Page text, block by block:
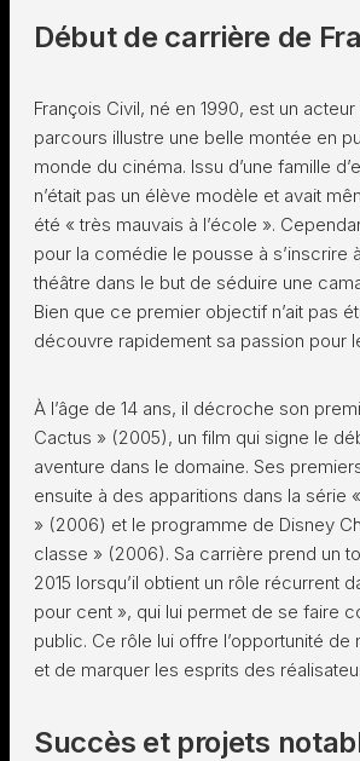
Début de carrière de
François Civil, né en 1990, est un
parcours illustre une belle montée en
monde du cinéma. Issu d’une famille
n’était pas un élève modèle et avait
été « très mauvais à l’école ».
pour la comédie le pousse à s’inscrire
théâtre dans le but de séduire une
Bien que ce premier objectif n’ait pas
découvre rapidement sa passion pour
À l’âge de 14 ans, il décroche son
Cactus » (2005), un film qui signe le
aventure dans le domaine. Ses
ensuite à des apparitions dans la série
» (2006) et le programme de Disney
classe » (2006). Sa carrière prend un
2015 lorsqu’il obtient un rôle récurrent
pour cent », qui lui permet de se faire
public. Ce rôle lui offre l’opportunité de
et de marquer les esprits des
Succès et projets